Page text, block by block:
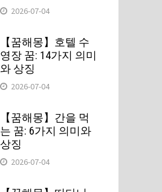
2026-07-04
【꿈해몽】호텔 수
영장 꿈: 14가지 의미
와 상징
2026-07-04
【꿈해몽】간을 먹
는 꿈: 6가지 의미와
상징
2026-07-04